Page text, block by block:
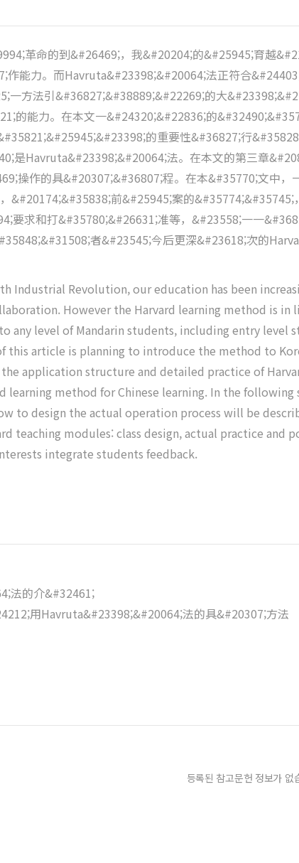
革命的到&#26469;，我&#20204;的&#25945;育越
作能力。而Havruta&#23398;&#20064;法正符合
一方法引&#36827;&#38889;&#22269;的大
的能力。在本文一&#24320;&#22836;的
的重要性&#36827;行
是Havruta&#23398;&#20064;法。在本文的第三章
操作的具&#20307;&#36807;程。在本&#35770;文中
&#20174;&#35838;前&#25945;案的
要求和打&#35780;&#26631;准等，&#23558;一一
者&#23545;今后更深&#23618;次的
Industrial Revolution, our education has been
However the Harvard learning method is
any level of Mandarin students, including entry
this article is planning to introduce the method to
application structure and detailed practice of
learning method for Chinese learning. In the
to design the actual operation process will be
teaching modules: class design, actual practice and
integrate students feedback.
法的介&#32461;
用Havruta&#23398;&#20064;法的具&#20307;方法
등록된 참고문헌 정보가 없